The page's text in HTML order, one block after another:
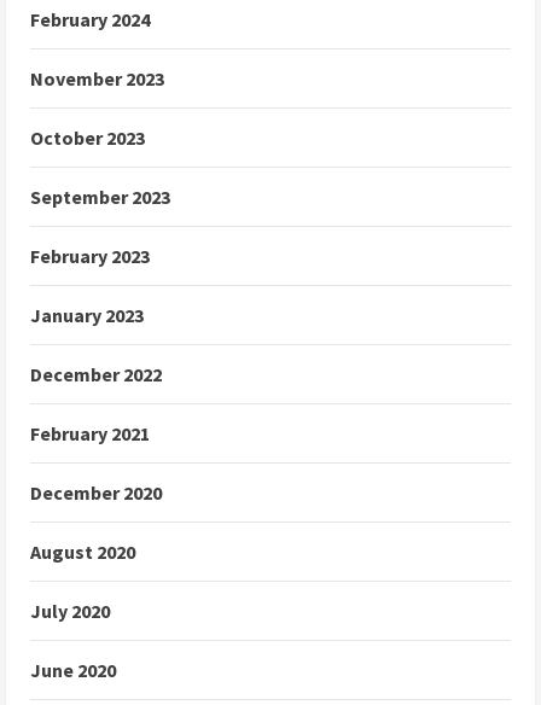
February 2024
November 2023
October 2023
September 2023
February 2023
January 2023
December 2022
February 2021
December 2020
August 2020
July 2020
June 2020